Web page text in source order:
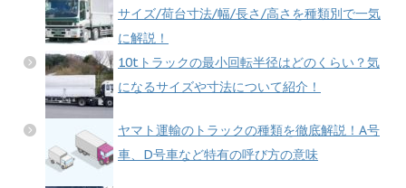
サイズ/荷台寸法/幅/長さ/高さを種類別で一気
に解説！
10tトラックの最小回転半径はどのくらい？気
になるサイズや寸法について紹介！
ヤマト運輸のトラックの種類を徹底解説！A号
車、D号車など特有の呼び方の意味